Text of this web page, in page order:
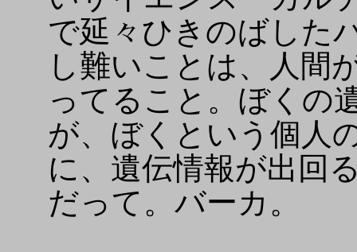
で延々ひきのばした
し難いことは、人間
ってること。ぼくの
が、ぼくという個人
に、遺伝情報が出回
だって。バーカ。